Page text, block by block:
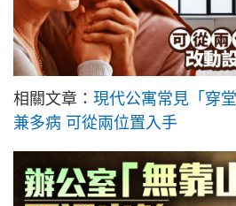
相關文章： 現代公寓常見「穿
兼多病 可從兩位置入手